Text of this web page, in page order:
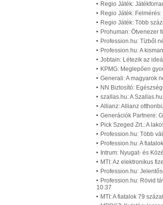
Regio Játék:
Regio Játék:
Regio Játék: Több
Prohuman: Ötvenezer
Profession.hu: Tízből
Profession.hu: A
Jobtain: Létezik az
KPMG: Meglepően
Generali: A magyarok
NN Biztosító:
szallas.hu: A
Allianz: Allianz
Generációk Partnere:
Pick Szeged Zrt.: A
Profession.hu: Több
Profession.hu: A
Intrum: Nyugat- és
MTI: Az elektronikus
Profession.hu:
Profession.hu: Rövid
10:37
MTI: A fiatalok 79